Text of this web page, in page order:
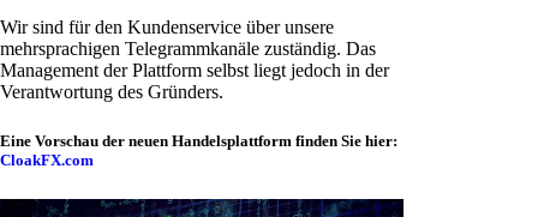
Wir sind für den Kundenservice über unsere
mehrsprachigen Telegrammkanäle zuständig. Das
Management der Plattform selbst liegt jedoch in der
Verantwortung des Gründers.
Eine Vorschau der neuen Handelsplattform finden Sie hier:
CloakFX.com